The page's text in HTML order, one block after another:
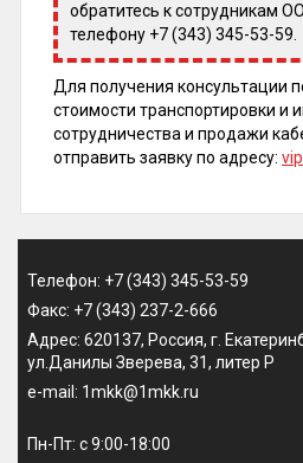
обратитесь к сотрудникам
телефону +7 (343) 345-53-59.
Для получения консультации
стоимости транспортировки и
сотрудничества и продажи
отправить заявку по адресу:
Телефон: +7 (343) 345-53-59
Факс: +7 (343) 237-2-666
Адрес: 620137, Россия, г.
ул.Данилы Зверева, 31, литер Р
e-mail: 1mkk@1mkk.ru
Пн-Пт: с 9:00-18:00